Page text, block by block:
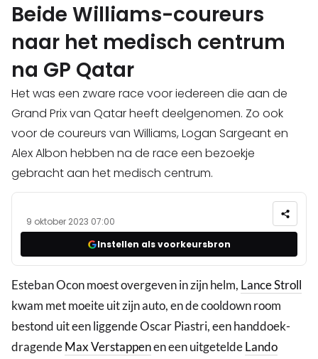
Beide Williams-coureurs
naar het medisch centrum
na GP Qatar
Het was een zware race voor iedereen die aan de
Grand Prix van Qatar heeft deelgenomen. Zo ook
voor de coureurs van Williams, Logan Sargeant en
Alex Albon hebben na de race een bezoekje
gebracht aan het medisch centrum.
9 oktober 2023 07:00
Instellen als voorkeursbron
Esteban Ocon moest overgeven in zijn helm, Lance Stroll
kwam met moeite uit zijn auto, en de cooldown room
bestond uit een liggende Oscar Piastri, een handdoek-
dragendeMax Verstappenen een uitgeteldeLando